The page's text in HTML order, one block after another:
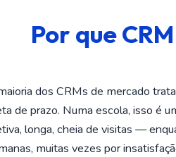
Por que
dos CRMs de mercado
de prazo. Numa escola, isso é
longa, cheia de visitas —
muitas vezes por